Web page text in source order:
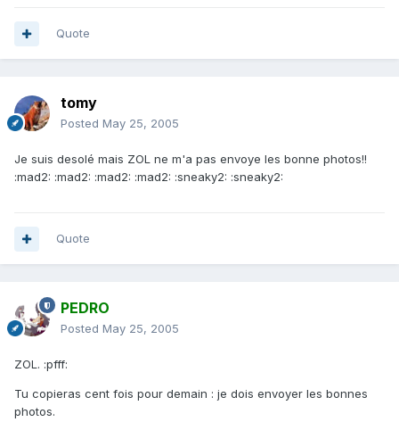
Quote
tomy
Posted May 25, 2005
Je suis desolé mais ZOL ne m'a pas envoye les bonne photos!!
:mad2: :mad2: :mad2: :mad2: :sneaky2: :sneaky2:
Quote
PEDRO
Posted May 25, 2005
ZOL. :pfff:
Tu copieras cent fois pour demain : je dois envoyer les bonnes
photos.